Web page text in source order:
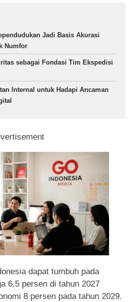
Jadi Basis Akurasi
Numfor
sebagai Fondasi Tim Ekspedisi
Internal untuk Hadapi Ancaman
dapat tumbuh pada
6,5 persen di tahun 2027
8 persen pada tahun 2029.